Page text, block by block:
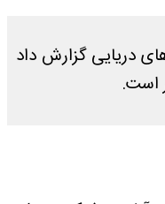
دریایی گزارش داد
است.